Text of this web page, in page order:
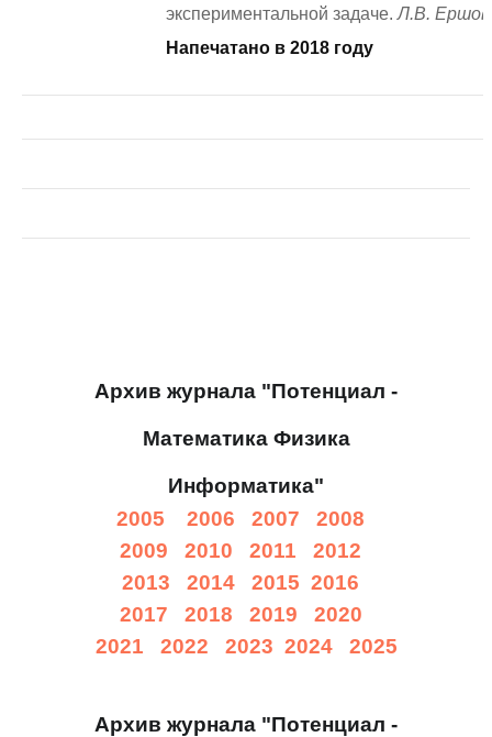
экспериментальной задаче.Л.В.
Напечатано в 2018 году
Архив журнала "Потенциал -
Математика Физика
Информатика"
2005
2006 2007
2008
2009
2010 2011
2012
2013
2014 2015 2016
2017
2018 2019
2020
2021
2022 2023 2024 2025
Архив журнала "Потенциал -